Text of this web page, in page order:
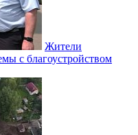
Жители
с благоустройством